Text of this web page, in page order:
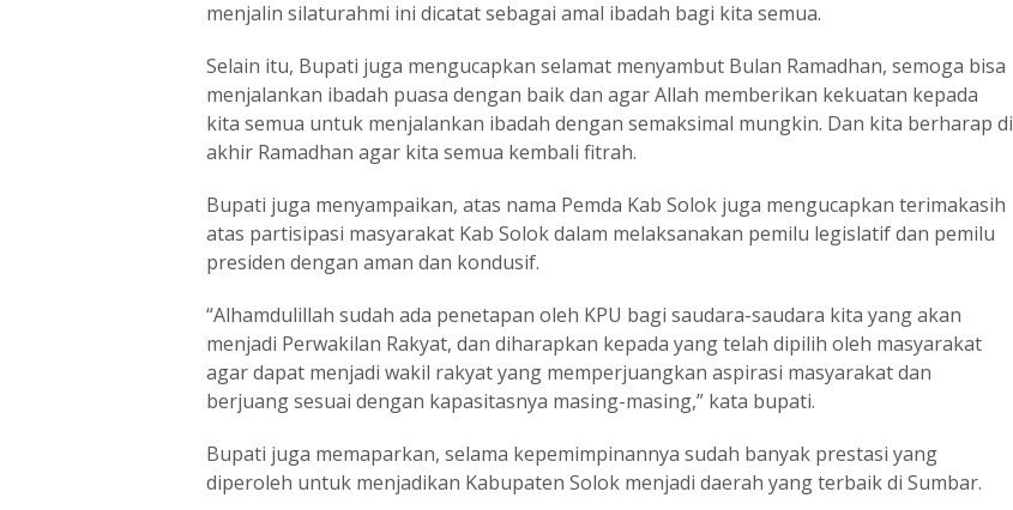
menjalin silaturahmi ini dicatat sebagai amal ibadah bagi kita semua.
Selain itu, Bupati juga mengucapkan selamat menyambut Bulan Ramadhan, semoga bisa
menjalankan ibadah puasa dengan baik dan agar Allah memberikan kekuatan kepada
kita semua untuk menjalankan ibadah dengan semaksimal mungkin. Dan kita berharap di
akhir Ramadhan agar kita semua kembali fitrah.
Bupati juga menyampaikan, atas nama Pemda Kab Solok juga mengucapkan terimakasih
atas partisipasi masyarakat Kab Solok dalam melaksanakan pemilu legislatif dan pemilu
presiden dengan aman dan kondusif.
“Alhamdulillah sudah ada penetapan oleh KPU bagi saudara-saudara kita yang akan
menjadi Perwakilan Rakyat, dan diharapkan kepada yang telah dipilih oleh masyarakat
agar dapat menjadi wakil rakyat yang memperjuangkan aspirasi masyarakat dan
berjuang sesuai dengan kapasitasnya masing-masing,” kata bupati.
Bupati juga memaparkan, selama kepemimpinannya sudah banyak prestasi yang
diperoleh untuk menjadikan Kabupaten Solok menjadi daerah yang terbaik di Sumbar.